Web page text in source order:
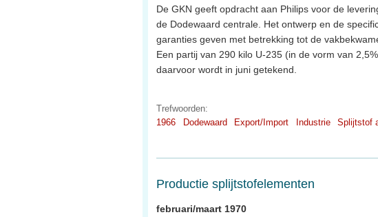
De GKN geeft opdracht aan Philips voor de
de Dodewaard centrale. Het ontwerp en de
garanties geven met betrekking tot de
Een partij van 290 kilo U-235 (in de vorm van
daarvoor wordt in juni getekend.
Trefwoorden:
1966
Dodewaard Export/Import Industrie Splijtstof
Productie splijtstofelementen
februari/maart 1970